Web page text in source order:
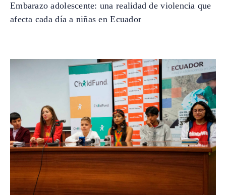
Embarazo adolescente: una realidad de violencia que
afecta cada día a niñas en Ecuador